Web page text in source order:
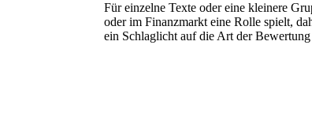
Für einzelne Texte oder eine kleinere
oder im Finanzmarkt eine Rolle spielt,
ein Schlaglicht auf die Art der